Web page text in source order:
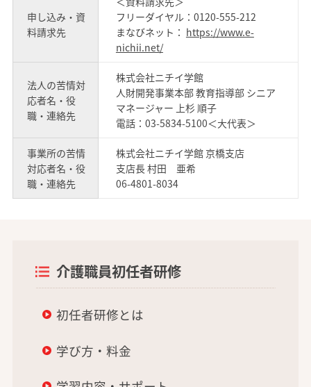
申し込み・資
料請求先
フリーダイヤル：0120-555-212
まなびネット： https://www.e-
nichii.net/
法人の苦情対
応者名・役
職・連絡先
株式会社ニチイ学館
人財開発事業本部 教育指導部 シニア
マネージャー 上杉 順子
電話：03-5834-5100＜大代表＞
事業所の苦情
対応者名・役
職・連絡先
株式会社ニチイ学館 京橋支店
支店長 村田 亜希
06-4801-8034
介護職員初任者研修
初任者研修とは
学び方・料金